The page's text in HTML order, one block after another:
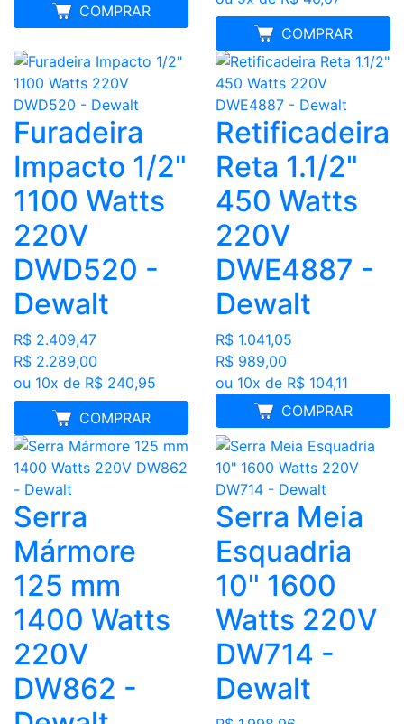
COMPRAR
FRETE GRÁTIS
COMPRAR
FRETE GRÁTIS
Furadeira
Impacto 1/2"
1100 Watts
220V
DWD520 -
Dewalt
R$ 2.409,47
R$ 2.289,00
ou 10x de R$ 240,95
COMPRAR
FRETE GRÁTIS
Retificadeira
Reta 1.1/2"
450 Watts
220V
DWE4887 -
Dewalt
R$ 1.041,05
R$ 989,00
ou 10x de R$ 104,11
COMPRAR
Serra
Mármore
125 mm
1400 Watts
220V
DW862 -
Serra Meia
Esquadria
10" 1600
Watts 220V
DW714 -
Dewalt